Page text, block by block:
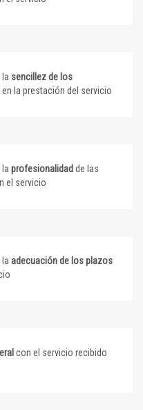
sencillez de los
en la prestación del servicio
profesionalidad de las
el servicio
adecuación de los plazos
con el servicio recibido